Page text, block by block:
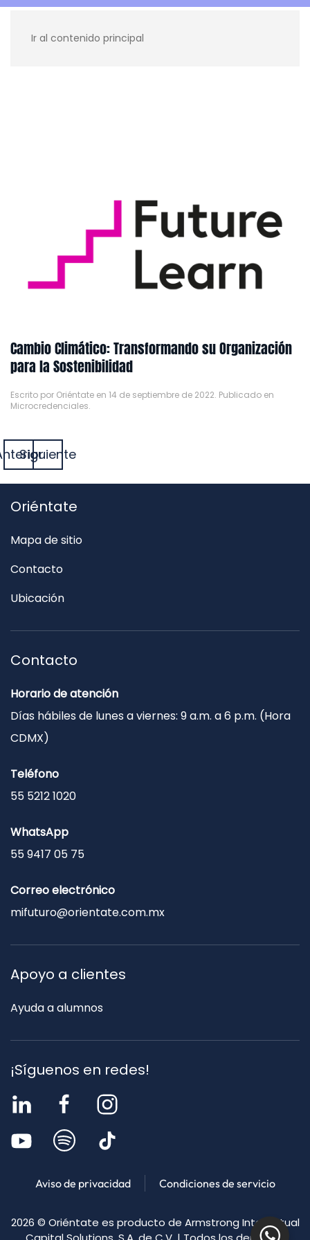
Ir al contenido principal
Cambio Climático: Transformando su Organización
para la Sostenibilidad
Escrito por Oriéntate en 14 de septiembre de 2022. Publicado en
Microcredenciales.
Siguiente
Oriéntate
Mapa de sitio
Contacto
Ubicación
Contacto
Horario de atención
Días hábiles de lunes a viernes: 9 a.m. a 6 p.m. (Hora
CDMX)
Teléfono
55 5212 1020
WhatsApp
55 9417 05 75
Correo electrónico
mifuturo@orientate.com.mx
Apoyo a clientes
Ayuda a alumnos
¡Síguenos en redes!
Aviso de privacidad Condiciones de servicio
2026 © Oriéntate es producto de Armstrong Intellectual